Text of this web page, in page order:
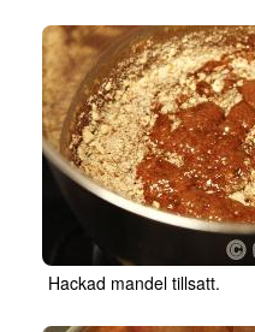
Hackad mandel tillsatt.